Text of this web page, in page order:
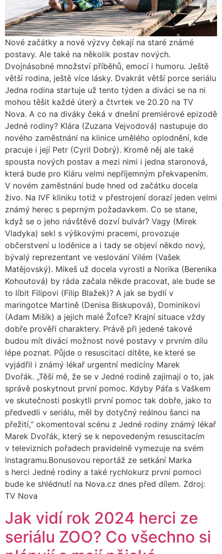
Nové začátky a nové výzvy čekají na staré známé
postavy. Ale také na několik postav nových.
Dvojnásobné množství příběhů, emocí i humoru. Ještě
větší rodina, ještě více lásky. Dvakrát větší porce seriálu
Jedna rodina startuje už tento týden a diváci se na ni
mohou těšit každé úterý a čtvrtek ve 20.20 na TV
Nova. A co na diváky čeká v dnešní premiérové epizodě
Jedné rodiny? Klára (Zuzana Vejvodová) nastupuje do
nového zaměstnání na klinice umělého oplodnění, kde
pracuje i její Petr (Cyril Dobrý). Kromě něj ale také
spousta nových postav a mezi nimi i jedna staronová,
která bude pro Kláru velmi nepříjemným překvapením.
V novém zaměstnání bude hned od začátku docela
živo. Na IVF kliniku totiž v přestrojení dorazí jeden velmi
známý herec s peprným požadavkem. Co se stane,
když se o jeho návštěvě dozví bulvár? Vagy (Mirek
Vladyka) sekl s výškovými pracemi, provozuje
občerstvení u loděnice a i tady se objeví někdo nový,
bývalý reprezentant ve veslování Vilém (Vašek
Matějovský). Mikeš už docela vyrostl a Norika (Berenika
Kohoutová) by ráda začala někde pracovat, ale bude se
to líbit Filipovi (Filip Blažek)? A jak se bydlí v
maringotce Martině (Denisa Biskupová), Dominikovi
(Adam Mišík) a jejich malé Žofce? Krajní situace vždy
dobře prověří charaktery. Právě při jedené takové
budou mít diváci možnost nové postavy v prvním dílu
lépe poznat. Půjde o resuscitaci dítěte, ke které se
vyjádřil i známý lékař urgentní medicíny Marek
Dvořák. „Těší mě, že se v Jedné rodině zajímají o to, jak
správě poskytnout první pomoc. Kdyby Páťa s Vaškem
ve skutečnosti poskytli první pomoc tak dobře, jako to
předvedli v seriálu, měl by dotyčný reálnou šanci na
přežití,“ okomentoval scénu z Jedné rodiny známý lékař
Marek Dvořák, který se k nepovedeným resuscitacím
v televizních pořadech pravidelně vymezuje na svém
Instagramu.Bonusovou reportáž ze setkání Marka
s herci Jedné rodiny a také rychlokurz první pomoci
bude ke shlédnutí na Nova.cz dnes před dílem. Zdroj:
TV Nova
Jak vidí rok 2024 herci ze
seriálu ZOO? Co všechno si